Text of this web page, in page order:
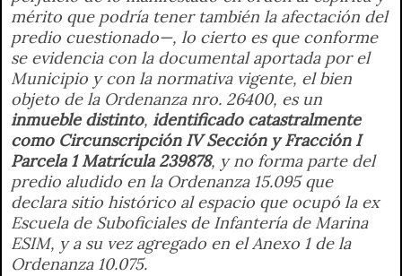
mérito que podría tener también la afectación del
predio cuestionado—, lo cierto es que conforme
se evidencia con la documental aportada por el
Municipio y con la normativa vigente, el bien
objeto de la Ordenanza nro. 26400, es un
inmueble distinto, identificado catastralmente
como Circunscripción IV Sección y Fracción I
Parcela 1 Matrícula 239878, y no forma parte del
predio aludido en la Ordenanza 15.095 que
declara sitio histórico al espacio que ocupó la ex
Escuela de Suboficiales de Infantería de Marina
ESIM, y a su vez agregado en el Anexo 1 de la
Ordenanza 10.075.